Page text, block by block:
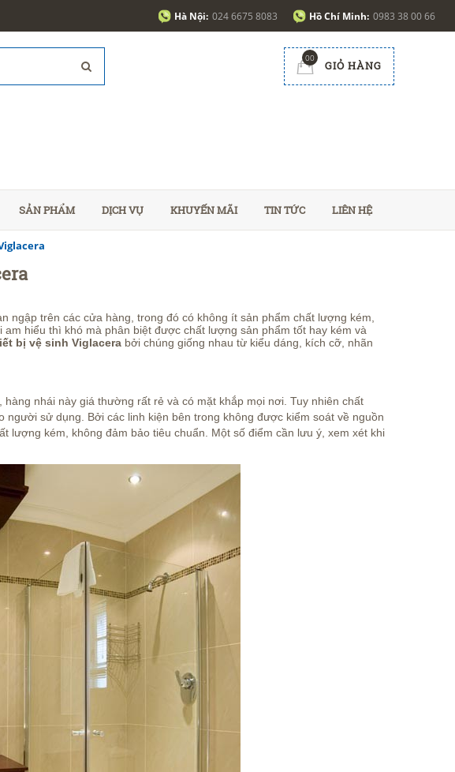
Hà Nội: 024 6675 8083 Hồ Chí Minh: 0983 38 00 66
00
GIỎ HÀNG
SẢN PHẨM DỊCH VỤ KHUYẾN MÃI TIN TỨC LIÊN HỆ
ngập trên các cửa hàng, trong đó có không ít sản phẩm chất lượng kém,
hiểu thì khó mà phân biệt được chất lượng sản phẩm tốt hay kém và
bị vệ sinh Viglacera bởi chúng giống nhau từ kiểu dáng, kích cỡ, nhãn
nhái này giá thường rất rẻ và có mặt khắp mọi nơi. Tuy nhiên chất
sử dụng. Bởi các linh kiện bên trong không được kiểm soát về nguồn
lượng kém, không đảm bảo tiêu chuẩn. Một số điểm cần lưu ý, xem xét khi